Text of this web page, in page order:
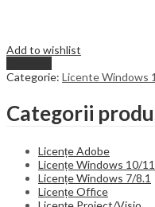
Add to wishlist
Categorie: Licente Windows
Categorii
Licențe Adobe
Licențe Windows 10/11
Licențe Windows 7/8.1
Licențe Office